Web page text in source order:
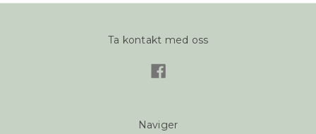
Ta kontakt med oss
Naviger